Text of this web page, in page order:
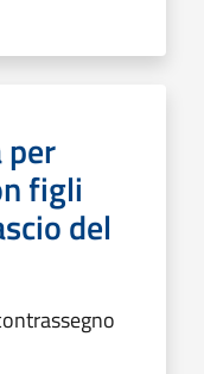
per
figli
del